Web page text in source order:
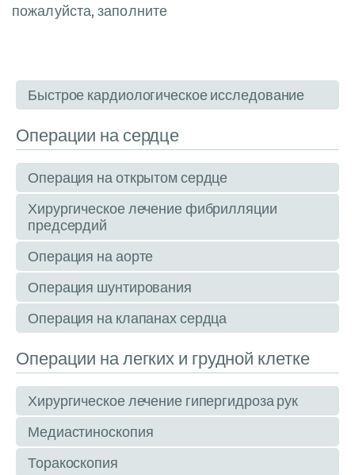
пожалуйста, заполните
Быстрое кардиологическое исследование
Операции на сердце
Операция на открытом сердце
Хирургическое лечение фибрилляции
предсердий
Операция на аорте
Операция шунтирования
Операция на клапанах сердца
Операции на легких и грудной клетке
Хирургическое лечение гипергидроза рук
Медиастиноскопия
Торакоскопия